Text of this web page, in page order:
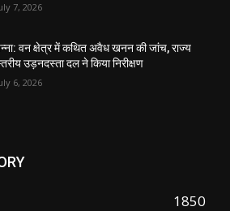
7, 2026
वन क्षेत्र में कथित अवैध खनन की जांच, राज्य
उड़नदस्ता दल ने किया निरीक्षण
6, 2026
1850